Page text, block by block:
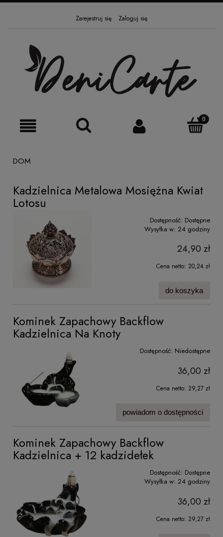
Zarejestruj się Zaloguj się
DOM
Kadzielnica Metalowa Mosiężna Kwiat
Lotosu
Dostępność: Dostępne
Wysyłka w: 24 godziny
24,90 zł
Cena netto: 20,24 zł
do koszyka
Kominek Zapachowy Backflow
Kadzielnica Na Knoty
Dostępność: Niedostępne
36,00 zł
Cena netto: 29,27 zł
powiadom o dostępności
Kominek Zapachowy Backflow
Kadzielnica + 12 kadzidełek
Dostępność: Dostępne
Wysyłka w: 24 godziny
36,00 zł
Cena netto: 29,27 zł